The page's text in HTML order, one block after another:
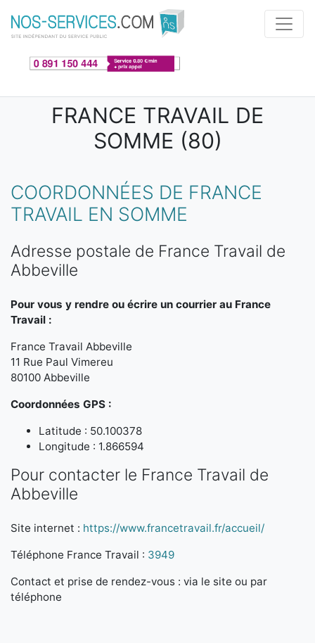
Aller au contenu principal
FRANCE TRAVAIL DE
SOMME (80)
COORDONNÉES DE FRANCE
TRAVAIL EN SOMME
Adresse postale de France Travail de
Abbeville
Pour vous y rendre ou écrire un courrier au France
Travail :
France Travail Abbeville
11 Rue Paul Vimereu
80100 Abbeville
Coordonnées GPS :
Latitude : 50.100378
Longitude : 1.866594
Pour contacter le France Travail de
Abbeville
Site internet : https://www.francetravail.fr/accueil/
Téléphone France Travail : 3949
Contact et prise de rendez-vous : via le site ou par
téléphone